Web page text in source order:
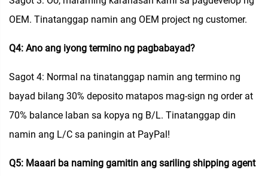
OEM. Tinatanggap namin ang OEM project ng customer.
Q4: Ano ang iyong termino ng pagbabayad?
Sagot 4: Normal na tinatanggap namin ang termino ng
bayad bilang 30% deposito matapos mag-sign ng order at
70% balance laban sa kopya ng B/L. Tinatanggap din
namin ang L/C sa paningin at PayPal!
Q5: Maaari ba naming gamitin ang sariling shipping agent